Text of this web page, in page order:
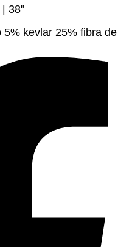
38"
kevlar 25% fibra de